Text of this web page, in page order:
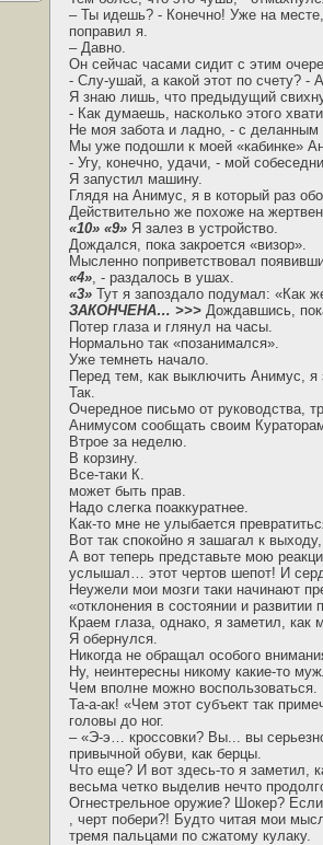
– Ты идешь? - Конечно! Уже на
поправил я.
– Давно.
Он сейчас часами сидит с этим
- Слу-ушай, а какой этот по счету? - А
Я знаю лишь, что предыдущий
- Как думаешь, насколько этого
Не моя забота и ладно, - с деланным
Мы уже подошли к моей «кабинке»
- Угу, конечно, удачи, - мой
Я запустил машину.
Глядя на Анимус, я в который раз
Действительно же похоже на
«10» «9» Я залез в устройство.
Дождался, пока закроется «визор».
Мысленно поприветствовал
«4», - раздалось в ушах.
«3» Тут я запоздало подумал: «Как
ЗАКОНЧЕНА… >>> Дождавшись,
Потер глаза и глянул на часы.
Нормально так «позанимался».
Уже темнеть начало.
Перед тем, как выключить Анимус, я
Так.
Очередное письмо от руководства,
Анимусом сообщать своим
Втрое за неделю.
В корзину.
Все-таки К.
может быть прав.
Надо слегка поаккуратнее.
Как-то мне не улыбается
Вот так спокойно я зашагал к
А вот теперь представьте мою
услышал… этот чертов шепот! И
Неужели мои мозги таки начинают
«отклонения в состоянии и
Краем глаза, однако, я заметил, как
Я обернулся.
Никогда не обращал особого
Ну, неинтересны никому какие-то
Чем вполне можно воспользоваться.
Та-а-ак! «Чем этот субъект так
головы до ног.
– «Э-э… кроссовки? Вы... вы
привычной обуви, как берцы.
Что еще? И вот здесь-то я заметил,
весьма четко выделив нечто
Огнестрельное оружие? Шокер?
, черт побери?! Будто читая мои
тремя пальцами по сжатому кулаку.